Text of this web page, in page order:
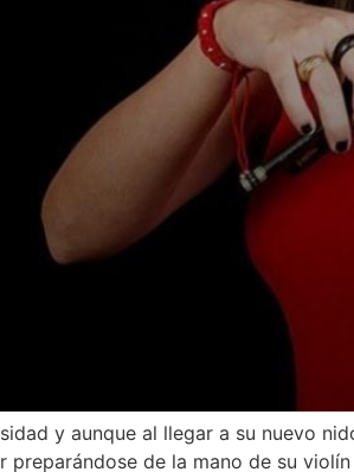
y aunque al llegar a su nuevo
preparándose de la mano de su